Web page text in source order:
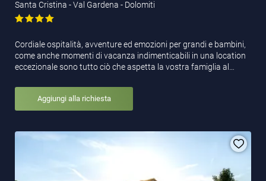
Santa Cristina - Val Gardena - Dolomiti
Cordiale ospitalità, avventure ed emozioni per grandi e bambini,
come anche momenti di vacanza indimenticabili in una location
eccezionale sono tutto ciò che aspetta la vostra famiglia al…
Aggiungi alla richiesta